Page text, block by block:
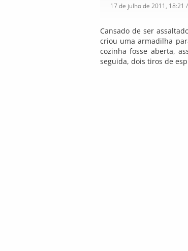
17 de julho de 2011, 18:21
Cansado de ser
criou uma armadilha
cozinha fosse aberta,
seguida, dois tiros de